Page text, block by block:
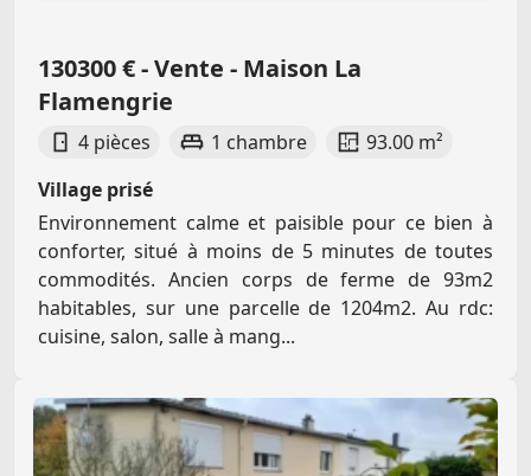
130300 € - Vente - Maison La
Flamengrie
4 pièces 1 chambre
93.00 m²
Village prisé
Environnement calme et paisible pour ce bien à
conforter, situé à moins de 5 minutes de toutes
commodités. Ancien corps de ferme de 93m2
habitables, sur une parcelle de 1204m2. Au rdc:
cuisine, salon, salle à mang...